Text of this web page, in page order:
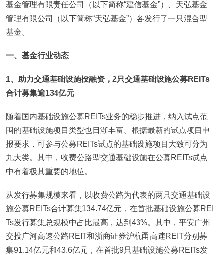
基金管理有限责任公司（以下简称“建信基金”）、天弘基金
管理有限公司（以下简称“天弘基金”）各发行了一只混合型
基金。
一、基金行业动态
1、助力交通基础设施投融资，2只交通基础设施公募REITs
合计募集逾134亿元
随着国内基础设施公募REITs业务的稳步推进，纳入试点范
围的基础设施项目类型也日渐丰富。根据最新的试点项目申
报要求，可参与公募REITs试点的基础设施项目大致可分为
九大类。其中，收费公路型交通基础设施在公募REITs试点
中有着极其重要的地位。
从发行募集规模来看，以收费公路为代表的两只交通基础设
施公募REITs合计募集134.74亿元，在首批基础设施公募REI
Ts发行募集总规模中占比最高，达到43%。其中，平安广州
交投广河高速公路REIT和浙商证券沪杭甬高速REIT分别募
集91.14亿元和43.6亿元，在首批9只基础设施公募REITs发